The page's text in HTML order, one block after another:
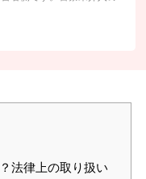
法律上の取り扱い